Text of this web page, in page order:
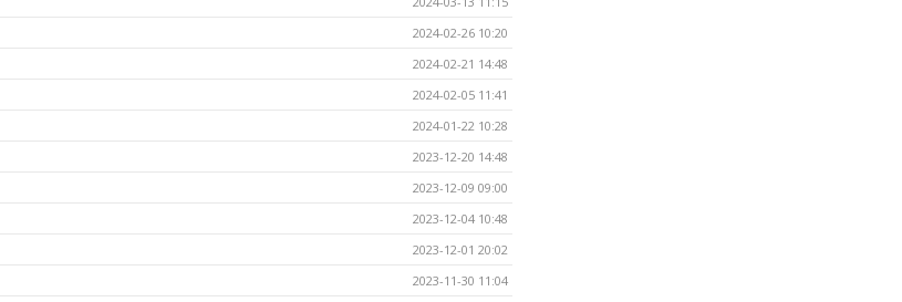
2024-02-26 10:20
2024-02-21 14:48
2024-02-05 11:41
2024-01-22 10:28
2023-12-20 14:48
2023-12-09 09:00
2023-12-04 10:48
2023-12-01 20:02
2023-11-30 11:04